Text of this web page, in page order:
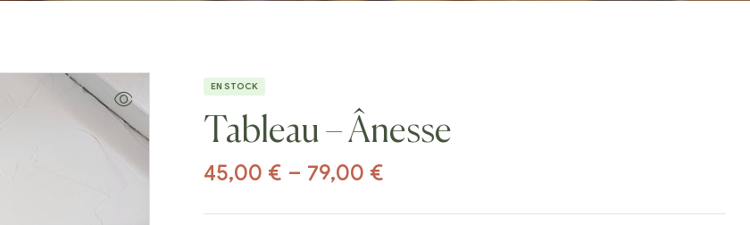
EN STOCK
Tableau – Ânesse
45,00 € – 79,00 €